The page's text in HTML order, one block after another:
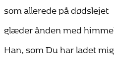
som allerede på dødslejet
glæder ånden med
Han, som Du har ladet